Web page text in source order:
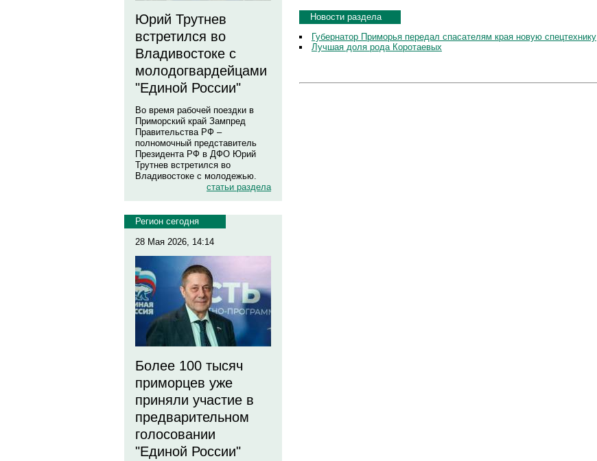
Юрий Трутнев
встретился во
Владивостоке с
молодогвардейцами
"Единой России"
Во время рабочей поездки в
Приморский край Зампред
Правительства РФ –
полномочный представитель
Президента РФ в ДФО Юрий
Трутнев встретился во
Владивостоке с молодежью.
статьи раздела
Регион сегодня
28 Мая 2026, 14:14
Более 100 тысяч
приморцев уже
приняли участие в
предварительном
голосовании
"Единой России"
Новости раздела
Губернатор Приморья передал спасателям края новую спецтехнику
Лучшая доля рода Коротаевых